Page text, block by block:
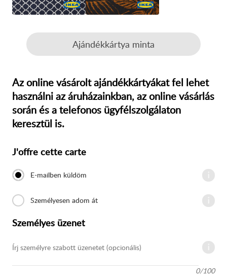
Ajándékkártya minta
Az online vásárolt ajándékkártyákat fel lehet
használni az áruházainkban, az online vásárlás
során és a telefonos ügyfélszolgálaton
keresztül is.
J'offre cette carte
E-mailben küldöm
Személyesen adom át
Személyes üzenet
0/100